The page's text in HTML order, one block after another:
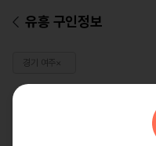
유흥 구인정보
경기 여주×